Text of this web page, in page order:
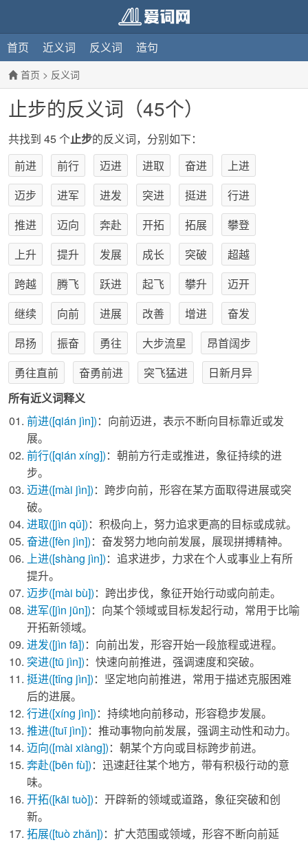
首页 近义词 反义词 造句
首页 > 反义词
止步的反义词（45个）
共找到 45 个止步的反义词，分别如下：
前进
前行 迈进 进取 奋进
上进
迈步
进军 进发 突进 挺进
行进
推进
迈向 奔赴 开拓 拓展
攀登
上升
提升 发展 成长 突破
超越
跨越
腾飞 跃进 起飞 攀升
迈开
继续
向前 进展 改善 增进
奋发
昂扬
振奋 勇往 大步流星
昂首阔步
勇往直前
奋勇前进 突飞猛进
日新月异
所有近义词释义
前进([qián jìn])：向前迈进，表示不断向目标靠近或发
展。
前行([qián xíng])：朝前方行走或推进，象征持续的进
步。
迈进([mài jìn])：跨步向前，形容在某方面取得进展或突
破。
进取([jìn qǔ])：积极向上，努力追求更高的目标或成就。
奋进([fèn jìn])：奋发努力地向前发展，展现拼搏精神。
上进([shàng jìn])：追求进步，力求在个人或事业上有所
提升。
迈步([mài bù])：跨出步伐，象征开始行动或向前走。
进军([jìn jūn])：向某个领域或目标发起行动，常用于比喻
开拓新领域。
进发([jìn fā])：向前出发，形容开始一段旅程或进程。
突进([tū jìn])：快速向前推进，强调速度和突破。
挺进([tǐng jìn])：坚定地向前推进，常用于描述克服困难
后的进展。
行进([xíng jìn])：持续地向前移动，形容稳步发展。
推进([tuī jìn])：推动事物向前发展，强调主动性和动力。
迈向([mài xiàng])：朝某个方向或目标跨步前进。
奔赴([bēn fù])：迅速赶往某个地方，带有积极行动的意
味。
开拓([kāi tuò])：开辟新的领域或道路，象征突破和创
新。
拓展([tuò zhǎn])：扩大范围或领域，形容不断向前延